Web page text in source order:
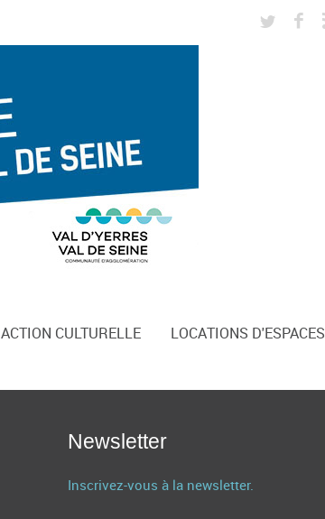
ACTION CULTURELLE LOCATIONS D'ESPACES
Newsletter
Inscrivez-vous à la newsletter.